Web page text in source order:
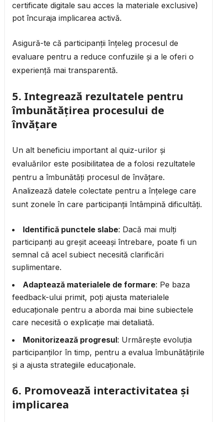
certificate digitale sau acces la materiale exclusive)
pot încuraja implicarea activă.
Asigură-te că participanții înțeleg procesul de
evaluare pentru a reduce confuziile și a le oferi o
experiență mai transparentă.
5. Integrează rezultatele pentru
îmbunătățirea procesului de
învățare
Un alt beneficiu important al quiz-urilor și
evaluărilor este posibilitatea de a folosi rezultatele
pentru a îmbunătăți procesul de învățare.
Analizează datele colectate pentru a înțelege care
sunt zonele în care participanții întâmpină dificultăți.
Identifică punctele slabe: Dacă mai mulți
participanți au greșit aceeași întrebare, poate fi un
semnal că acel subiect necesită clarificări
suplimentare.
Adaptează materialele de formare: Pe baza
feedback-ului primit, poți ajusta materialele
educaționale pentru a aborda mai bine subiectele
care necesită o explicație mai detaliată.
Monitorizează progresul: Urmărește evoluția
participanților în timp, pentru a evalua îmbunătățirile
și a ajusta strategiile educaționale.
6. Promovează interactivitatea și
implicarea